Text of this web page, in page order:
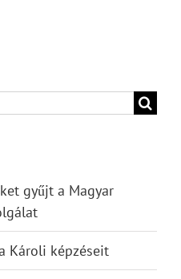
gyűjt a Magyar
Károli képzéseit